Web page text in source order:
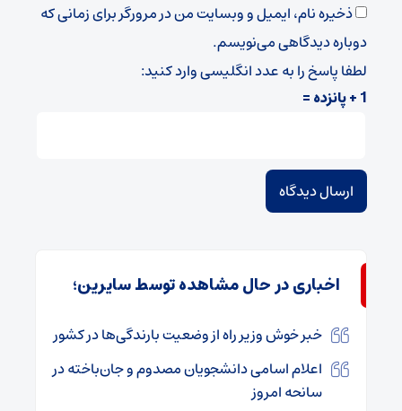
ذخیره نام، ایمیل و وبسایت من در مرورگر برای زمانی که
دوباره دیدگاهی می‌نویسم.
لطفا پاسخ را به عدد انگلیسی وارد کنید:
1 + پانزده =
اخباری در حال مشاهده توسط سایرین؛
خبر خوش وزیر راه از وضعیت بارندگی‌ها در کشور
اعلام اسامی دانشجویان مصدوم و جان‌باخته در
سانحه امروز